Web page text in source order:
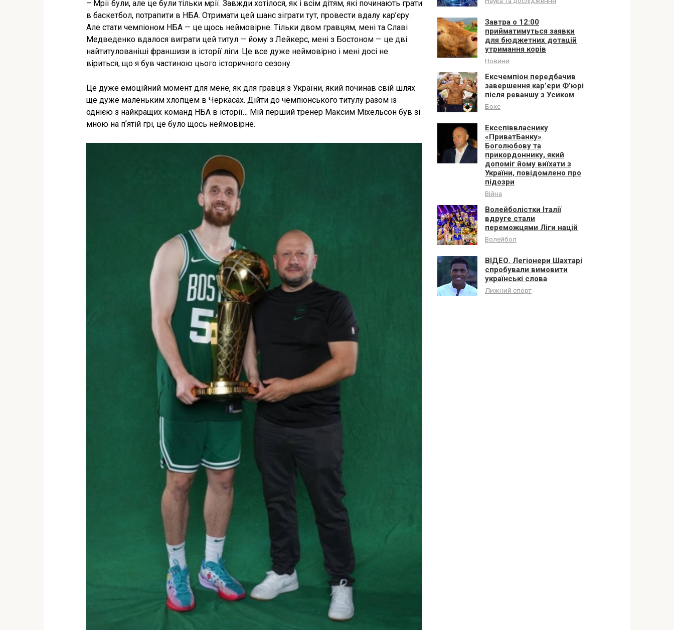
– Мрії були, але це були тільки мрії. Завжди хотілося, як і всім дітям, які починають грати
в баскетбол, потрапити в НБА. Отримати цей шанс зіграти тут, провести вдалу кар’єру.
Але стати чемпіоном НБА — це щось неймовірне. Тільки двом гравцям, мені та Славі
Медведенко вдалося виграти цей титул — йому з Лейкерс, мені з Бостоном — це дві
найтитулованіші франшизи в історії ліги. Це все дуже неймовірно і мені досі не
віриться, що я був частиною цього історичного сезону.
Це дуже емоційний момент для мене, як для гравця з України, який починав свій шлях
ще дуже маленьким хлопцем в Черкасах. Дійти до чемпіонського титулу разом із
однією з найкращих команд НБА в історії… Мій перший тренер Максим Міхельсон був зі
мною на пʼятій грі, це було щось неймовірне.
Завтра о 12:00
прийматимуться заявки
для бюджетних дотацій
утримання корів
Новини
Ексчемпіон передбачив
завершення кар’єри Ф’юрі
після реваншу з Усиком
Бокс
Ексспіввласнику
«ПриватБанку»
Боголюбову та
прикордоннику, який
допоміг йому виїхати з
України, повідомлено про
підозри
Війна
Волейболістки Італії
вдруге стали
переможцями Ліги націй
Волейбол
ВІДЕО. Легіонери Шахтарі
спробували вимовити
українські слова
Лижний спорт